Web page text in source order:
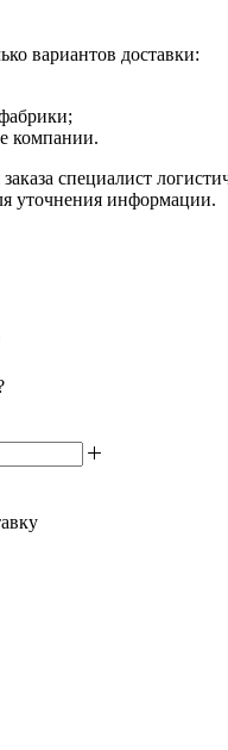
вариантов доставки:
компании.
специалист
уточнения информации.